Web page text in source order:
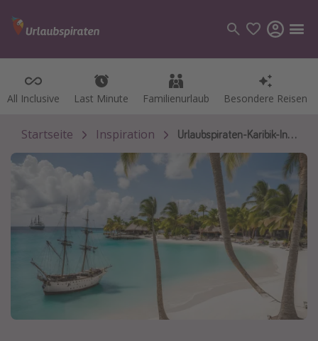
All Inclusive Last Minute Familienurlaub Besondere Reisen
Kategorien
Flüge
Hotel
Pauschalreisen
Kreuzfahrten
Reiseziele
Alle Reiseziele
Bodensee Urlaub
Gozo Urlaub
Startseite Inspiration Urlaubspiraten-Karibik-Insel